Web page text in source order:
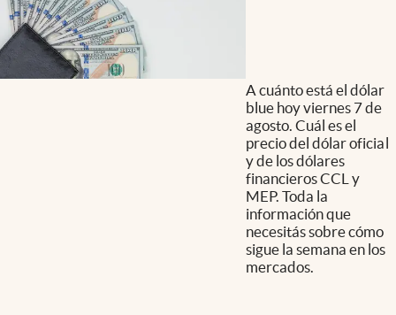
A cuánto está el dólar
blue hoy viernes 7 de
agosto. Cuál es el
precio del dólar oficial
y de los dólares
financieros CCL y
MEP. Toda la
información que
necesitás sobre cómo
sigue la semana en los
mercados.